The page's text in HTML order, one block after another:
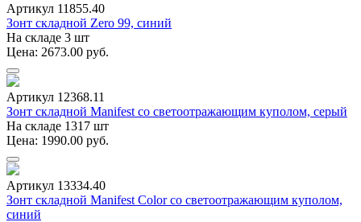
Артикул 11855.40
Зонт складной Zero 99, синий
На складе 3 шт
Цена: 2673.00 руб.
Артикул 12368.11
Зонт складной Manifest со светоотражающим куполом, серый
На складе 1317 шт
Цена: 1990.00 руб.
Артикул 13334.40
Зонт складной Manifest Color со светоотражающим куполом,
синий